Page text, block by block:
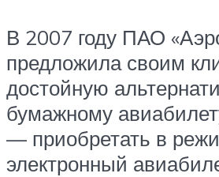
В 2007 году ПАО
предложила своим
достойную
бумажному
— приобретать в
электронный